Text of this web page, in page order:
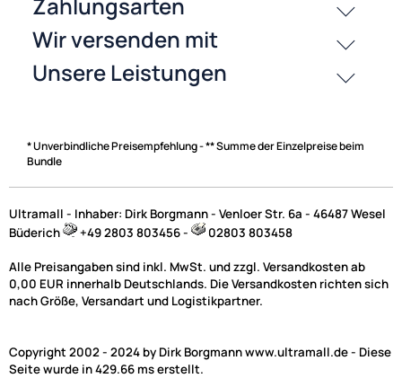
Zahlungsarten
* Unverbindliche Preisempfehlung - ** Summe der Einzelpreise beim
Bundle
Ultramall - Inhaber: Dirk Borgmann - Venloer Str. 6a - 46487 Wesel
Büderich
+49 2803 803456 - 02803 803458
Alle Preisangaben sind inkl. MwSt. und zzgl. Versandkosten ab
0,00 EUR innerhalb Deutschlands. Die Versandkosten richten sich
nach Größe, Versandart und Logistikpartner.
Copyright 2002 - 2024 by Dirk Borgmann www.ultramall.de - Diese
Seite wurde in 429.66 ms erstellt.